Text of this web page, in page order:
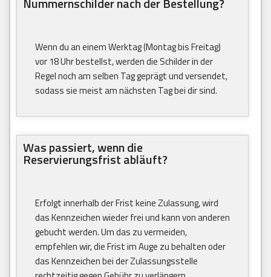
Wenn du an einem Werktag (Montag bis Freitag)
vor 18 Uhr bestellst, werden die Schilder in der
Regel noch am selben Tag geprägt und versendet,
sodass sie meist am nächsten Tag bei dir sind.
Was passiert, wenn die
Reservierungsfrist abläuft?
Erfolgt innerhalb der Frist keine Zulassung, wird
das Kennzeichen wieder frei und kann von anderen
gebucht werden. Um das zu vermeiden,
empfehlen wir, die Frist im Auge zu behalten oder
das Kennzeichen bei der Zulassungsstelle